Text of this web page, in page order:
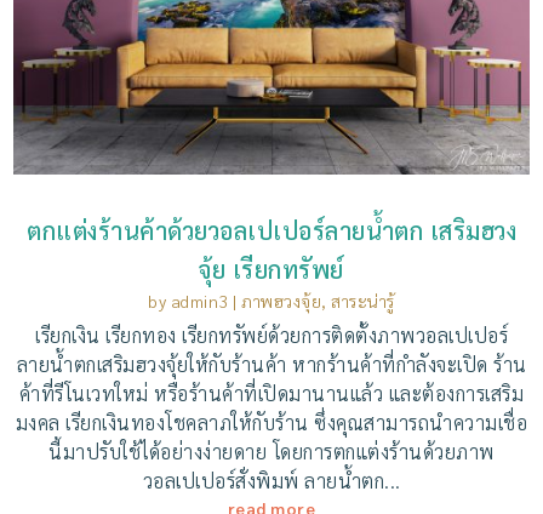
ตกแต่งร้านค้าด้วยวอลเปเปอร์ลายน้ำตก เสริมฮวง
จุ้ย เรียกทรัพย์
by admin3 |ภาพฮวงจุ้ย,สาระน่ารู้
เรียกเงิน เรียกทอง เรียกทรัพย์ด้วยการติดตั้งภาพวอลเปเปอร์
ลายน้ำตกเสริมฮวงจุ้ยให้กับร้านค้า หากร้านค้าที่กำลังจะเปิด ร้าน
ค้าที่รีโนเวทใหม่ หรือร้านค้าที่เปิดมานานแล้ว และต้องการเสริม
มงคล เรียกเงินทองโชคลาภให้กับร้าน ซึ่งคุณสามารถนำความเชื่อ
นี้มาปรับใช้ได้อย่างง่ายดาย โดยการตกแต่งร้านด้วยภาพ
วอลเปเปอร์สั่งพิมพ์ ลายน้ำตก...
read more